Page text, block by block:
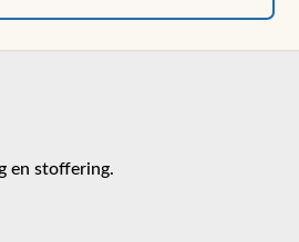
en stoffering.